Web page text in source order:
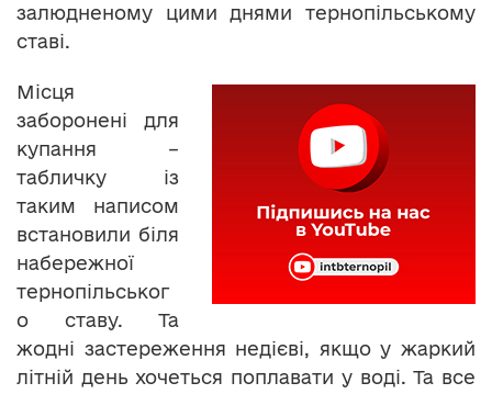
залюдненому цими днями тернопільському
ставі.
Місця
заборонені для
купання –
табличку із
таким написом
встановили біля
набережної
тернопільськог
о ставу. Та
жодні застереження недієві, якщо у жаркий
літній день хочеться поплавати у воді. Та все